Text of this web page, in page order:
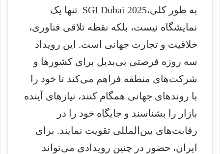
به طور کلی،SGI Dubai 2025 تنها یک
نمایشگاه نیست، بلکه نقطه تلاقی فناوری،
خلاقیت و تجارت جهانی است. این رویداد
سه روزه فرصتی بی‌بدیل برای کشورها و
شرکت‌های منطقه فراهم می‌کند تا خود را
با روندهای جهانی همگام کنند، نیازهای آینده
بازار را بشناسند و جایگاه خود را در
رقابت‌های بین‌المللی تقویت نمایند. برای
ایران، حضور در چنین رویدادی می‌تواند